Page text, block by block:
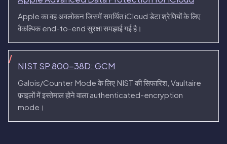
Apple का वह अवलोकन जिसमें समर्थित iCloud डेटा श्रेणियों के लिए
वैकल्पिक end-to-end सुरक्षा समझाई गई है।
NIST SP 800-38D: GCM
Galois/Counter Mode के लिए NIST की सिफारिश, Vaultaire
फ़ाइलों में इस्तेमाल होने वाला authenticated-encryption
mode।